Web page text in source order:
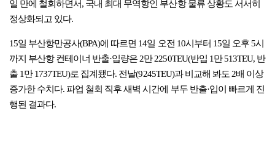
일 만에 철회하면서, 국내 최대 무역항인 부산항 물류 상황도 서서히
정상화되고 있다.
15일 부산항만공사(BPA)에 따르면 14일 오전 10시부터 15일 오후 5시
까지 부산항 컨테이너 반출·입량은 2만 2250TEU(반입 1만 513TEU, 반
출 1만 1737TEU)로 집계됐다. 전날(9245TEU)과 비교해 봐도 2배 이상
증가한 수치다. 파업 철회 직후 새벽 시간에 부두 반출·입이 빠르게 진
행된 결과다.